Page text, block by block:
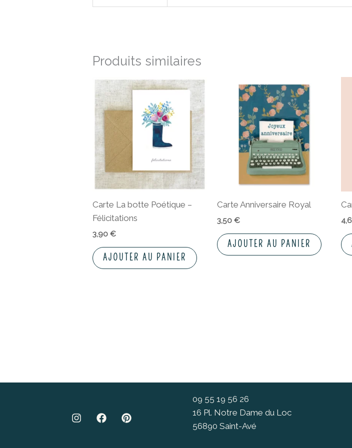
Produits similaires
Carte La botte Poétique –
Félicitations
3,90€
AJOUTER AU PANIER
Carte Anniversaire Royal
3,50 €
AJOUTER AU PANIER
09 55 19 56 26
16 Pl. Notre Dame du Loc
56890 Saint-Avé